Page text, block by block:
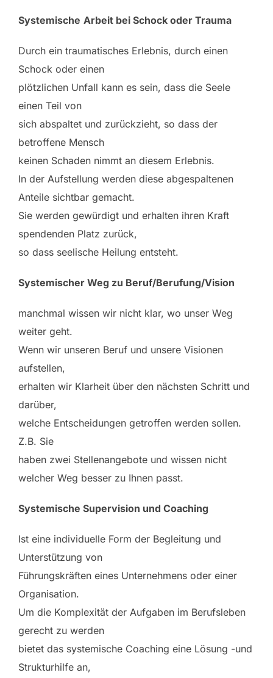
Systemische Arbeit bei Schock oder Trauma
Durch ein traumatisches Erlebnis, durch einen
Schock oder einen
plötzlichen Unfall kann es sein, dass die Seele
einen Teil von
sich abspaltet und zurückzieht, so dass der
betroffene Mensch
keinen Schaden nimmt an diesem Erlebnis.
In der Aufstellung werden diese abgespaltenen
Anteile sichtbar gemacht.
Sie werden gewürdigt und erhalten ihren Kraft
spendenden Platz zurück,
so dass seelische Heilung entsteht.
Systemischer Weg zu Beruf/Berufung/Vision
manchmal wissen wir nicht klar, wo unser Weg
weiter geht.
Wenn wir unseren Beruf und unsere Visionen
aufstellen,
erhalten wir Klarheit über den nächsten Schritt und
darüber,
welche Entscheidungen getroffen werden sollen.
Z.B. Sie
haben zwei Stellenangebote und wissen nicht
welcher Weg besser zu Ihnen passt.
Systemische Supervision und Coaching
Ist eine individuelle Form der Begleitung und
Unterstützung von
Führungskräften eines Unternehmens oder einer
Organisation.
Um die Komplexität der Aufgaben im Berufsleben
gerecht zu werden
bietet das systemische Coaching eine Lösung -und
Strukturhilfe an,